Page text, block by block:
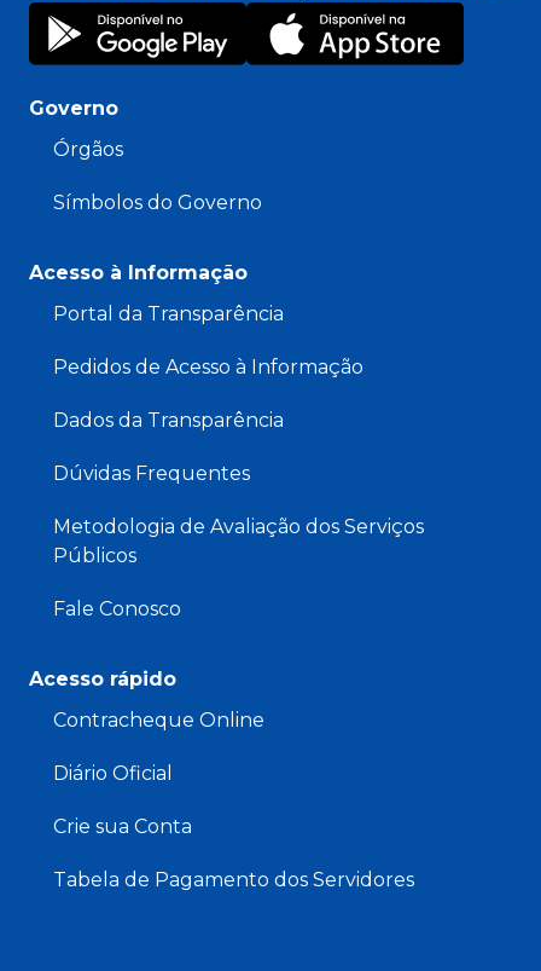
Governo
Órgãos
Símbolos do Governo
Acesso à Informação
Portal da Transparência
Pedidos de Acesso à Informação
Dados da Transparência
Dúvidas Frequentes
Metodologia de Avaliação dos Serviços
Públicos
Fale Conosco
Acesso rápido
Contracheque Online
Diário Oficial
Crie sua Conta
Tabela de Pagamento dos Servidores